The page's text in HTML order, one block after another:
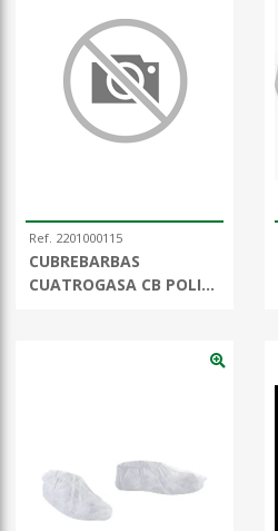
Ref. 2201000115
CUBREBARBAS
CUATROGASA CB POLIP.